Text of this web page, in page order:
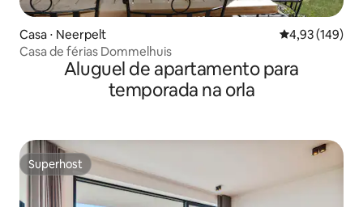
Casa ⋅ Neerpelt 4,93 de uma
4,93 (149)
Casa de férias Dommelhuis
Aluguel de apartamento para
temporada na orla
Superhost
Superhost